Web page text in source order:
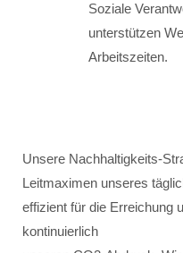
Soziale
unterstützen
Arbeitszeiten.
Unsere Nachhaltigkeits-
Leitmaximen unseres
effizient für die Erreichung
kontinuierlich